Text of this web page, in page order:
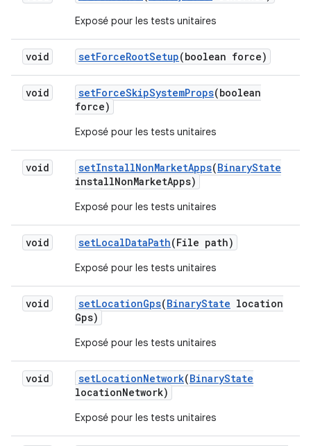
Exposé pour les tests unitaires
void setForceRootSetup(boolean force)
void setForceSkipSystemProps(boolean
force)
Exposé pour les tests unitaires
void setInstallNonMarketApps(BinaryState
installNonMarketApps)
Exposé pour les tests unitaires
void setLocalDataPath(File path)
Exposé pour les tests unitaires
void setLocationGps(BinaryState location
Gps)
Exposé pour les tests unitaires
void setLocationNetwork(BinaryState
locationNetwork)
Exposé pour les tests unitaires